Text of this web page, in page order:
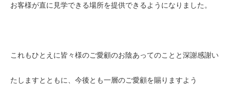
お客様が直に見学できる場所を提供できるようになりました。
これもひとえに皆々様のご愛顧のお陰あってのことと深謝感謝い
たしますとともに、今後とも一層のご愛顧を賜りますよう